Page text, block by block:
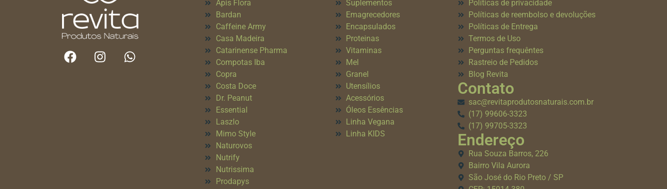
Apis Flora
Bardan
Caffeine Army
Casa Madeira
Catarinense Pharma
Compotas Iba
Copra
Costa Doce
Dr. Peanut
Essential
Laszlo
Mimo Style
Naturovos
Nutrify
Nutrissima
Prodapys
Suplementos
Emagrecedores
Encapsulados
Proteinas
Vitaminas
Mel
Granel
Utensílios
Acessórios
Óleos Essências
Linha Vegana
Linha KIDS
Políticas de privacidade
Políticas de reembolso e devoluções
Políticas de Entrega
Termos de Uso
Perguntas frequêntes
Rastreio de Pedidos
Blog Revita
Contato
sac@revitaprodutosnaturais.com.br
(17) 99606-3323
(17) 99705-3323
Endereço
Rua Souza Barros, 226
Bairro Vila Aurora
São José do Rio Preto / SP